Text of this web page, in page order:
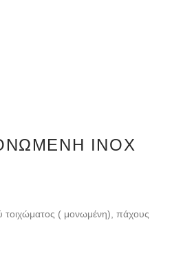
ΙΝΟΧ
τοιχώματος ( μονωμένη), πάχους